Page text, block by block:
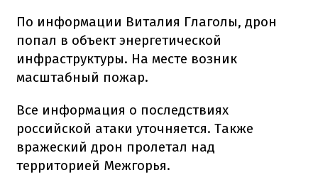
По информации Виталия Глаголы, дрон
попал в объект энергетической
инфраструктуры. На месте возник
масштабный пожар.
Все информация о последствиях
российской атаки уточняется. Также
вражеский дрон пролетал над
территорией Межгорья.